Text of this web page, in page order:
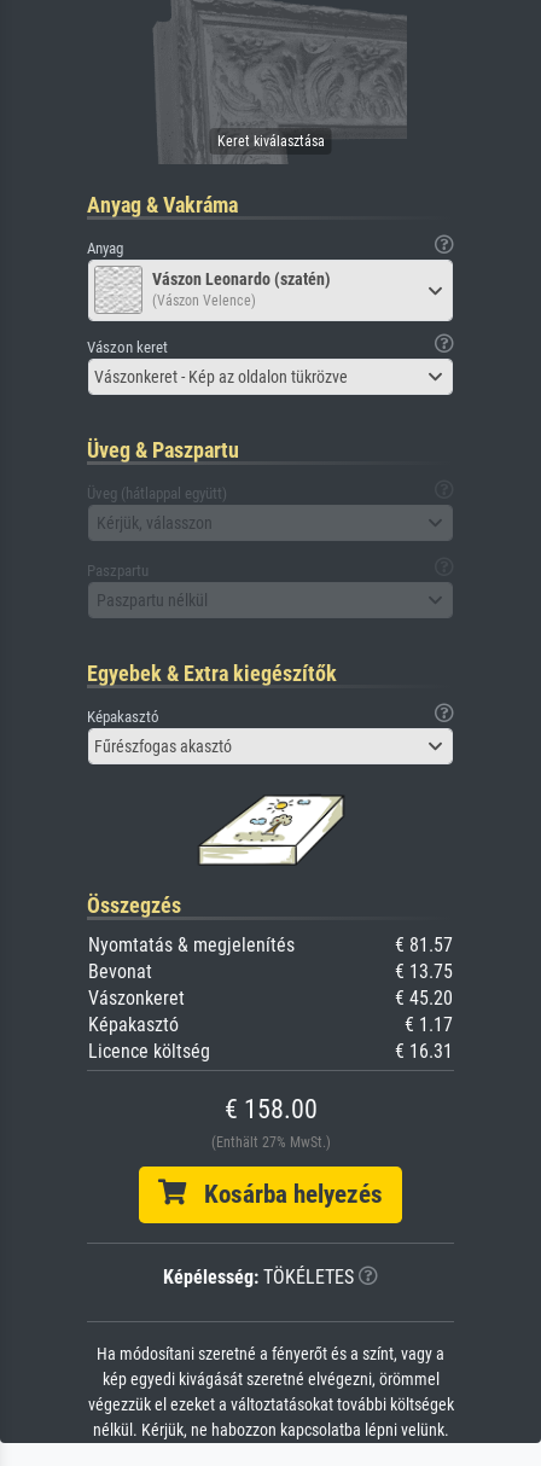
Anyag & Vakráma
Anyag
Vászon Leonardo (szatén)
(Vászon Velence)
Vászon keret
Vászonkeret - Kép az oldalon tükrözve
Üveg & Paszpartu
Üveg (hátlappal együtt)
Kérjük, válasszon
Paszpartu
Paszpartu nélkül
Egyebek & Extra kiegészítők
Képakasztó
Fűrészfogas akasztó
Összegzés
Nyomtatás & megjelenítés
€ 81.57
Bevonat
€ 13.75
Vászonkeret
€ 45.20
Képakasztó
€ 1.17
Licence költség
€ 16.31
€ 158.00
(Enthält 27% MwSt.)
Kosárba helyezés
Képélesség: TÖKÉLETES
Ha módosítani szeretné a fényerőt és a színt, vagy a
kép egyedi kivágását szeretné elvégezni, örömmel
végezzük el ezeket a változtatásokat további költségek
nélkül. Kérjük, ne habozzon kapcsolatba lépni velünk.